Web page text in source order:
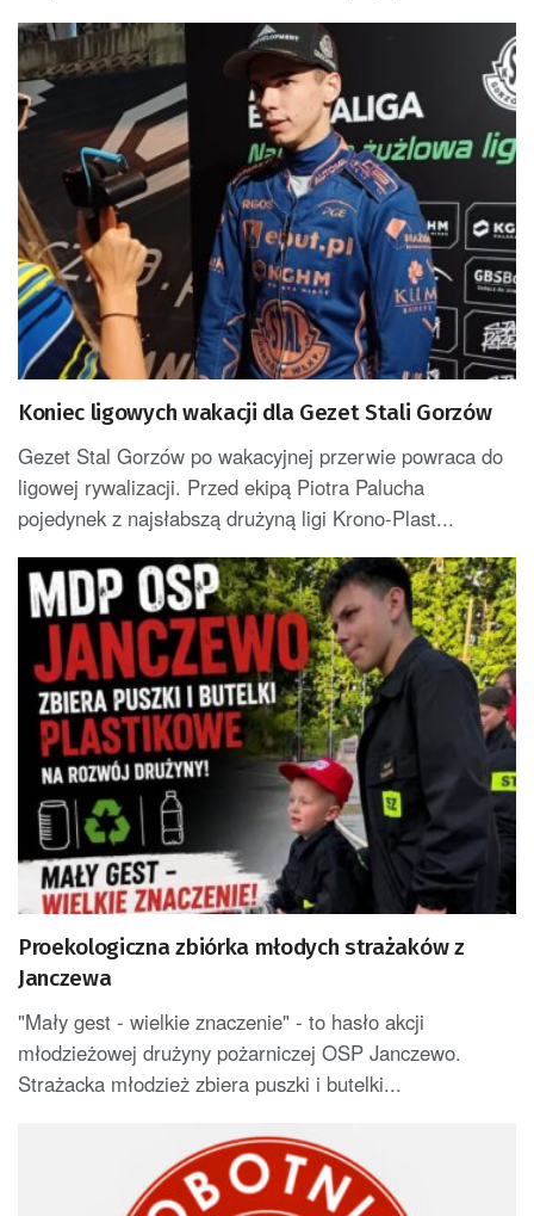
Koniec ligowych wakacji dla Gezet Stali Gorzów
Gezet Stal Gorzów po wakacyjnej przerwie powraca do
ligowej rywalizacji. Przed ekipą Piotra Palucha
pojedynek z najsłabszą drużyną ligi Krono-Plast...
Proekologiczna zbiórka młodych strażaków z
Janczewa
"Mały gest - wielkie znaczenie" - to hasło akcji
młodzieżowej drużyny pożarniczej OSP Janczewo.
Strażacka młodzież zbiera puszki i butelki...